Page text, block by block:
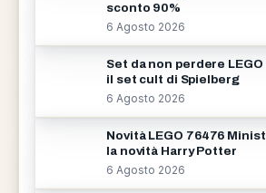
sconto 90%
6 Agosto 2026
Set da non perdere
il set cult di Spielberg
6 Agosto 2026
Novità LEGO 76476
la novità Harry Potter
6 Agosto 2026